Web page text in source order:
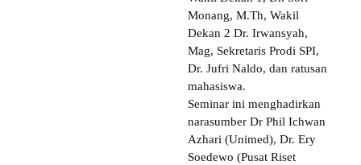
Monang, M.Th, Wakil
Dekan 2 Dr. Irwansyah,
Mag, Sekretaris Prodi SPI,
Dr. Jufri Naldo, dan ratusan
mahasiswa.
Seminar ini menghadirkan
narasumber Dr Phil Ichwan
Azhari (Unimed), Dr. Ery
Soedewo (Pusat Riset